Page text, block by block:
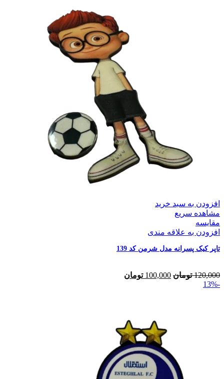
افزودن به سبد خرید
مشاهده سریع
مقایسه
افزودن به علاقه مندی
تاپر کیک پسرانه مدل شرمن کد 139
120,000 تومان 100,000 تومان
-13%